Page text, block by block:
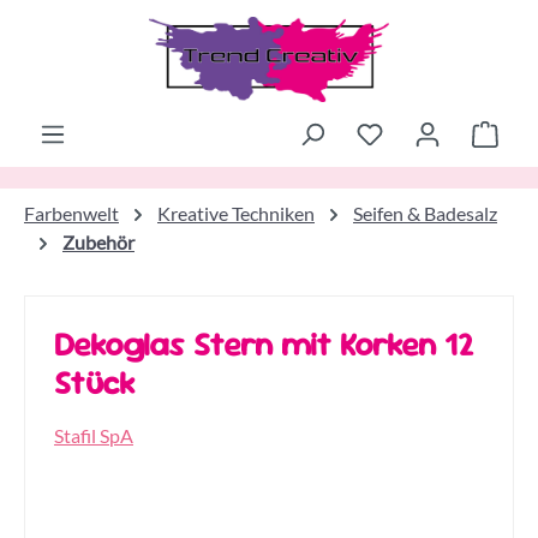
Zum Hauptinhalt springen
Farbenwelt Kreative Techniken
Seifen & Badesalz
Zubehör
Dekoglas Stern mit Korken 12
Stück
Stafil SpA